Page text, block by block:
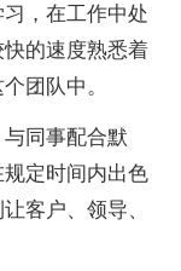
，在工作中处
的速度熟悉着
团队中。
同事配合默
定时间内出色
客户、领导、